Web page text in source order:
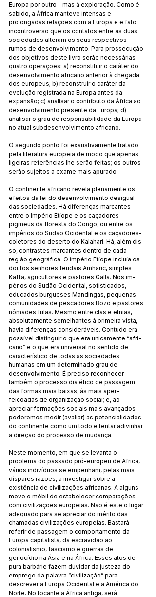
Europa por outro – mas à exploração. Como é
sabido, a África manteve intensas e
prolongadas relações com a Europa e é fato
incontroverso que os contatos entre as duas
sociedades alteram os seus respectivos
rumos de desenvolvi­mento. Para prossecução
dos objetivos deste livro serão ne­cessárias
quatro operações: a) reconstituir o caráter do
de­sen­volvimento africano anterior à chegada
dos europeus; b) reconstruir o caráter da
evolução registrada na Europa antes da
expansão; c) analisar o contributo da África ao
desenvolvi­mento presente da Europa; d)
analisar o grau de responsabi­li­dade da Europa
no atual subdesenvolvimento africano.
O segundo ponto foi exaustivamente tratado
pe­la lite­ratura europeia de modo que apenas
ligeiras referências lhe serão feitas; os outros
serão sujeitos a exame mais apu­rado.
O continente africano revela plenamente os
efeitos da lei do desenvolvimento desigual
das sociedades. Há diferenças marcantes
entre o Império Etíope e os caçadores
pigmeus da floresta do Congo, ou entre os
impérios do Sudão Ocidental e os caçadores-
coletores do deserto do Kalahari. Há, além dis­
so, contrastes marcantes dentro de cada
região geográfica. O império Etíope incluía os
doutos senhores feudais Amharic, simples
Kaffa, agricultores e pastores Galla. Nos im­
périos do Sudão Ocidental, sofisticados,
educados burgueses Mandin­gas, pequenas
comunidades de pescadores Bozo e pas­tores
nômades fulas. Mesmo entre clãs e etnias,
absolutamente se­melhantes à primeira vista,
havia diferenças consideráveis. Contudo era
possível distinguir o que era unicamente “afri­
cano” e o que era universal no sentido de
característico de todas as sociedades
humanas em um determinado grau de
desenvolvimento. É preciso reconhecer
também o processo dialético de passagem
das formas mais baixas, às mais aper­
feiçoadas de organização social; e, ao
apreciar formações so­ciais mais avançados
poderemos medir (avaliar) as potencia­lidades
do continente como um todo e tentar adivinhar
a di­reção do processo de mudança.
Neste momento, em que se levanta o
problema do pas­sado pró-europeu de África,
vários indivíduos se empenham, pelas mais
díspares razões, a investigar sobre a
existência de civilizações africanas. A alguns
move o móbil de estabelecer comparações
com civilizações europeias. Não é este o lugar
adequado para se apreciar do mérito das
chamadas civiliza­ções europeias. Bastará
referir de passagem o comporta­men­to da
Europa capitalista, da escravidão ao
colonialismo, fas­cismo e guerras de
genocídio na Ásia e na África. Esses atos de
pura barbárie fazem duvidar da justeza do
emprego da pa­lavra “civilização” para
descrever a Europa Ocidental e a Amé­rica do
Norte. No tocante a África antiga, será